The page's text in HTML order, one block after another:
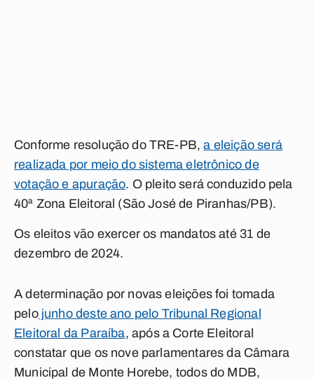
Conforme resolução do TRE-PB,a eleição será
realizada por meio do sistema eletrônico de
votação e apuração. O pleito será conduzido pela
40ª Zona Eleitoral (São José de Piranhas/PB).
Os eleitos vão exercer os mandatos até 31 de
dezembro de 2024.
A determinação por novas eleições foi tomada
pelojunho deste ano pelo Tribunal Regional
Eleitoral da Paraíba, após a Corte Eleitoral
constatar que os nove parlamentares da Câmara
Municipal de Monte Horebe, todos do MDB,